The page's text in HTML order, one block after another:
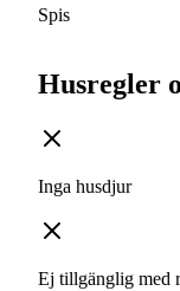
Spis
Husregler
Inga husdjur
Ej tillgänglig med